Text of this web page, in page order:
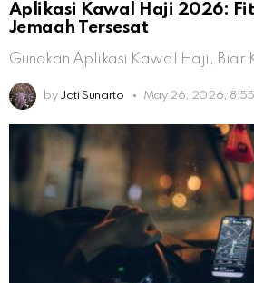
Aplikasi Kawal Haji 2026:
Jemaah Tersesat
Gunakan Aplikasi Kawal Haji, Biar
by Jati Sunarto May 26, 2026,